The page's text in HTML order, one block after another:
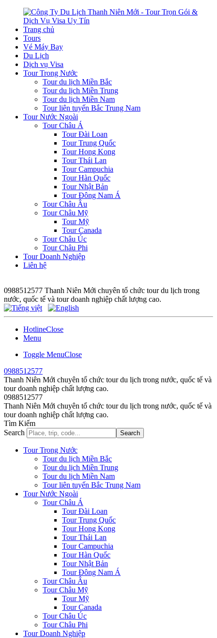
Trang chủ
Tours
Vé Máy Bay
Du Lịch
Dịch vụ Visa
Tour Trong Nước
Tour du lịch Miền Bắc
Tour du lịch Miền Trung
Tour du lịch Miền Nam
Tour liên tuyến Bắc Trung Nam
Tour Nước Ngoài
Tour Châu Á
Tour Đài Loan
Tour Trung Quốc
Tour Hong Kong
Tour Thái Lan
Tour Campuchia
Tour Hàn Quốc
Tour Nhật Bản
Tour Đông Nam Á
Tour Châu Âu
Tour Châu Mỹ
Tour Mỹ
Tour Canada
Tour Châu Úc
Tour Châu Phi
Tour Doanh Nghiệp
Liên hệ
0988512577 Thanh Niên Mới chuyên tổ chức tour du lịch trong
nước, quốc tế và tour doanh nghiệp chất lượng cao.
HotlineClose
Menu
Toggle MenuClose
0988512577
Thanh Niên Mới chuyên tổ chức tour du lịch trong nước, quốc tế và
tour doanh nghiệp chất lượng cao.
0988512577
Thanh Niên Mới chuyên tổ chức tour du lịch trong nước, quốc tế và
tour doanh nghiệp chất lượng cao.
Tìm Kiếm
Search
Search
Tour Trong Nước
Tour du lịch Miền Bắc
Tour du lịch Miền Trung
Tour du lịch Miền Nam
Tour liên tuyến Bắc Trung Nam
Tour Nước Ngoài
Tour Châu Á
Tour Đài Loan
Tour Trung Quốc
Tour Hong Kong
Tour Thái Lan
Tour Campuchia
Tour Hàn Quốc
Tour Nhật Bản
Tour Đông Nam Á
Tour Châu Âu
Tour Châu Mỹ
Tour Mỹ
Tour Canada
Tour Châu Úc
Tour Châu Phi
Tour Doanh Nghiệp